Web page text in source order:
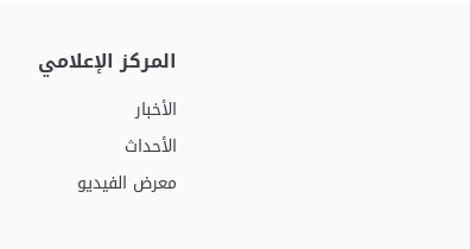
المركز الإعلامي
الأخبار
الأحداث
معرض الفيديو